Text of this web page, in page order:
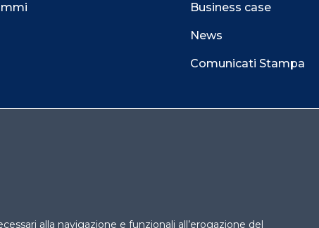
Business case
News
Comunicati Stampa
alla navigazione e funzionali all’erogazione del